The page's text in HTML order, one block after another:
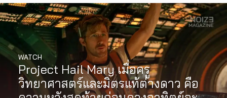
Project Hail Mary เมื่อครู
วิทยาศาสตร์และมิตรแท้ต่างดาว คือ
WATCH